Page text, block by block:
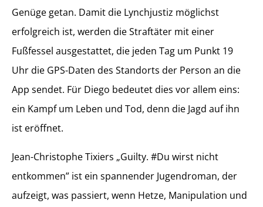
Genüge getan. Damit die Lynchjustiz möglichst
erfolgreich ist, werden die Straftäter mit einer
Fußfessel ausgestattet, die jeden Tag um Punkt 19
Uhr die GPS-Daten des Standorts der Person an die
App sendet. Für Diego bedeutet dies vor allem eins:
ein Kampf um Leben und Tod, denn die Jagd auf ihn
ist eröffnet.
Jean-Christophe Tixiers „Guilty. #Du wirst nicht
entkommen” ist ein spannender Jugendroman, der
aufzeigt, was passiert, wenn Hetze, Manipulation und